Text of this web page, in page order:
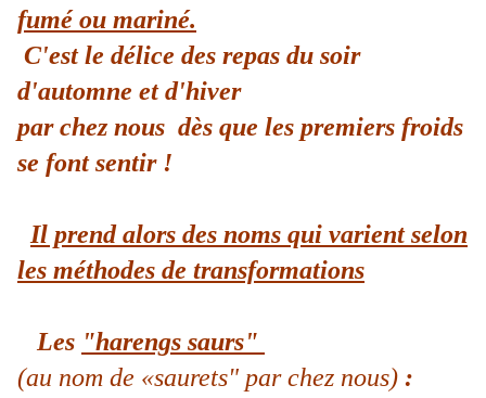
fumé ou mariné.
C'est le délice des repas du soir
d'automne et d'hiver
par chez nous dès que les premiers froids
se font sentir !
Il prend alors des noms qui varient selon
les méthodes de transformations
Les "harengs saurs"
(au nom de «saurets" par chez nous) :